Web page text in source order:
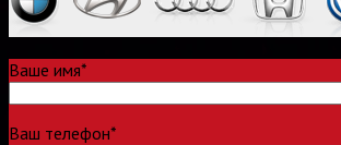
Ваше имя*
Ваш телефон*